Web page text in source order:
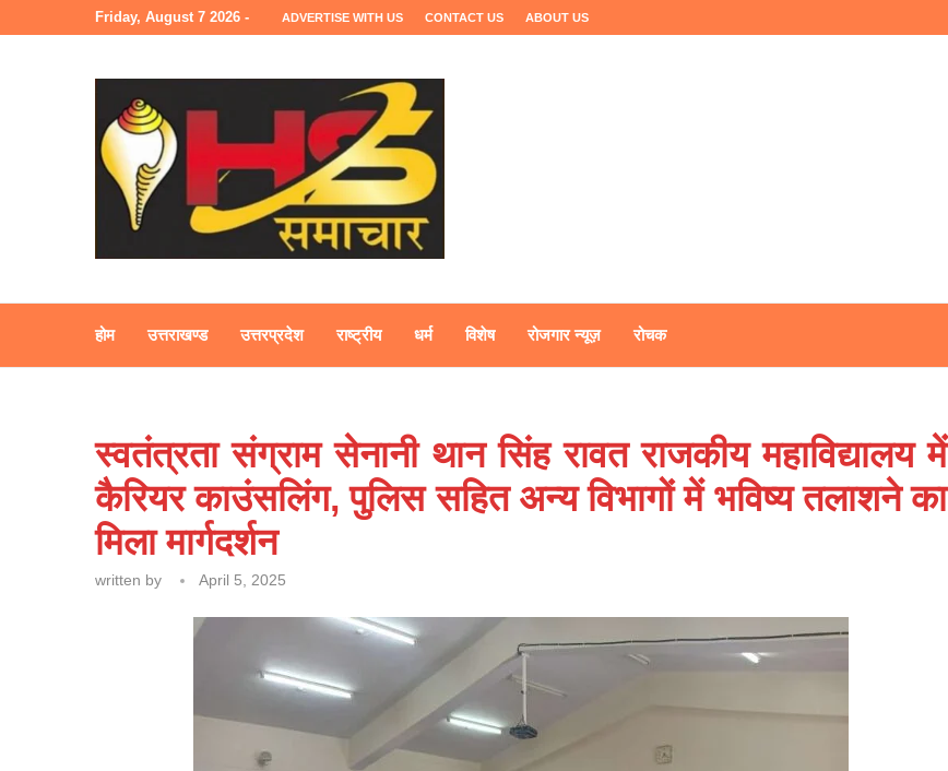
Friday, August 7 2026 - ADVERTISE WITH US CONTACT US ABOUT US
होम उत्तराखण्ड उत्तरप्रदेश राष्ट्रीय धर्म विशेष रोजगार न्यूज़ रोचक
स्वतंत्रता संग्राम सेनानी थान सिंह रावत राजकीय महाविद्यालय में
कैरियर काउंसलिंग, पुलिस सहित अन्य विभागों में भविष्य तलाशने का
मिला मार्गदर्शन
written by April 5, 2025